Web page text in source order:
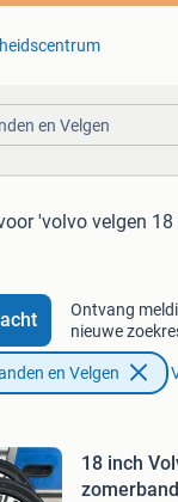
en Velgen
'volvo velgen 18
Ontvang
nieuwe
en Velgen
18 inch